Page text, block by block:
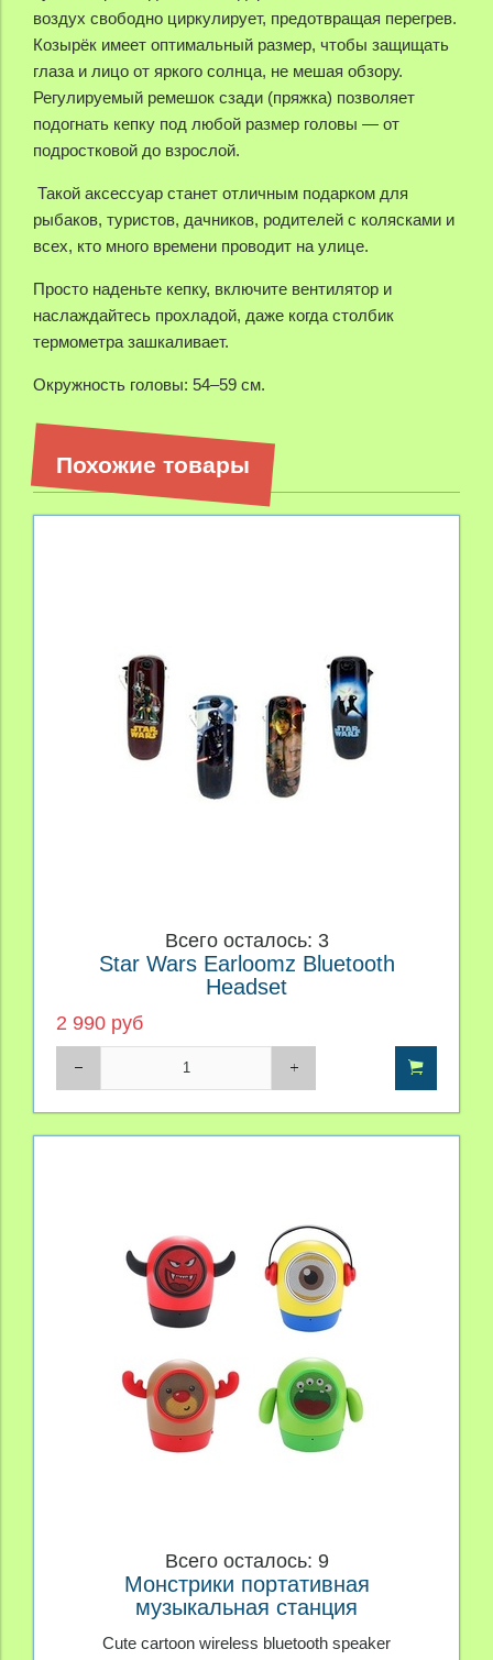
воздух свободно циркулирует, предотвращая перегрев.
Козырёк имеет оптимальный размер, чтобы защищать
глаза и лицо от яркого солнца, не мешая обзору.
Регулируемый ремешок сзади (пряжка) позволяет
подогнать кепку под любой размер головы — от
подростковой до взрослой.
Такой аксессуар станет отличным подарком для
рыбаков, туристов, дачников, родителей с колясками и
всех, кто много времени проводит на улице.
Просто наденьте кепку, включите вентилятор и
наслаждайтесь прохладой, даже когда столбик
термометра зашкаливает.
Окружность головы: 54–59 см.
Похожие товары
Всего осталось: 3
Star Wars Earloomz Bluetooth
Headset
2 990 руб
Всего осталось: 9
Монстрики портативная
музыкальная станция
Cute cartoon wireless bluetooth speaker